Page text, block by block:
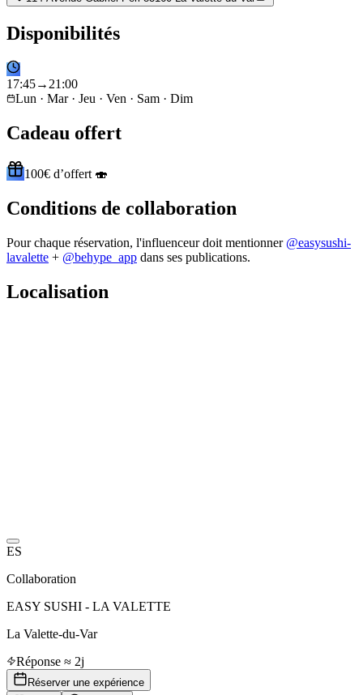
Disponibilités
17:45→21:00
Lun · Mar · Jeu · Ven · Sam · Dim
Cadeau offert
100€ d’offert 🍣
Conditions de collaboration
Pour chaque réservation, l'influenceur doit mentionner @easysushi-
lavalette + @behype_app dans ses publications.
Localisation
ES
Collaboration
EASY SUSHI - LA VALETTE
La Valette-du-Var
Réponse ≈ 2j
Réserver une expérience